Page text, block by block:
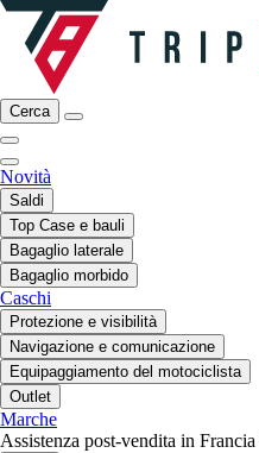
Cerca
Novità
Saldi
Top Case e bauli
Bagaglio laterale
Bagaglio morbido
Caschi
Protezione e visibilità
Navigazione e comunicazione
Equipaggiamento del motociclista
Outlet
Marche
Assistenza post-vendita in Francia